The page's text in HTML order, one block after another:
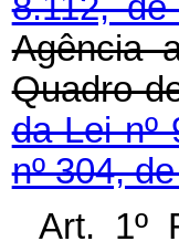
Agência
Quadro
da Lei nº
nº 304,
Art. 1º